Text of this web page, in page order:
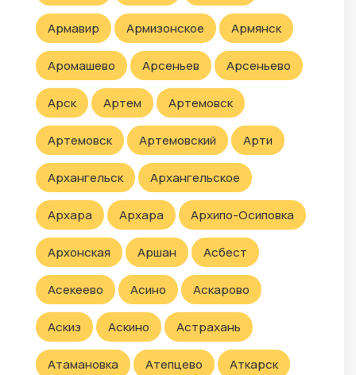
Армавир Армизонское Армянск
Аромашево Арсеньев Арсеньево
Арск Артем Артемовск
Артемовск Артемовский Арти
Архангельск Архангельское
Архара Архара Архипо-Осиповка
Архонская Аршан Асбест
Асекеево Асино Аскарово
Аскиз Аскино Астрахань
Атамановка Атепцево Аткарск